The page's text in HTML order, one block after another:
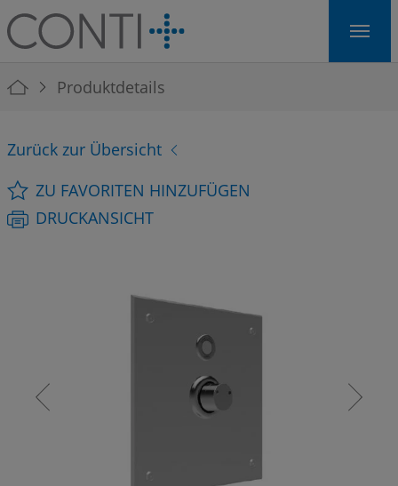
Skip to main navigation
Skip to main content
Skip to page footer
You are here:
Produktdetails
Zurück zur Übersicht
ZU FAVORITEN HINZUFÜGEN
DRUCKANSICHT